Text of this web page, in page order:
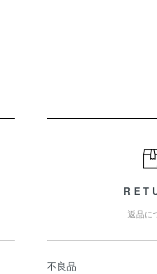
返品に
不良品